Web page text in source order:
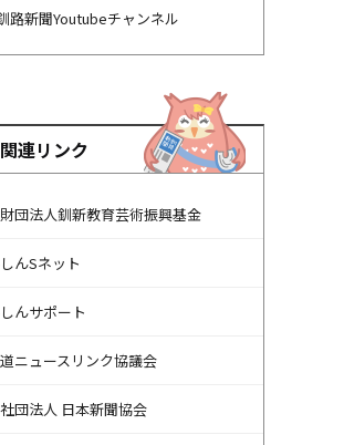
路新聞Youtubeチャンネル
関連リンク
団法人釧新教育芸術振興基金
んSネット
んサポート
ニュースリンク協議会
団法人 日本新聞協会